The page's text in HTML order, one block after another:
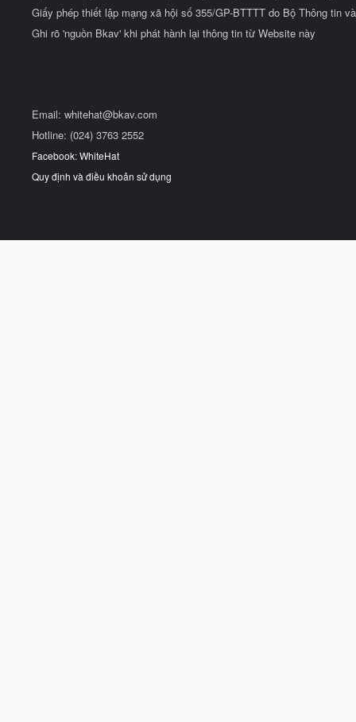
Giấy phép thiết lập mạng xã hội số 355/GP-BTTTT do Bộ Thông tin
Ghi rõ 'nguồn Bkav' khi phát hành lại thông tin từ Website này
Email: whitehat@bkav.com
Hotline: (024) 3763 2552
Facebook: WhiteHat
Quy định và điều khoản sử dụng